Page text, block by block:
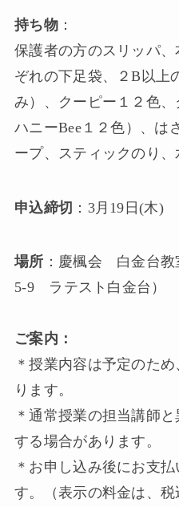
持ち物：
保護者の方のスリッパ
ぞれの下足袋、２B以上
み）、クーピー１２色
ハニーBee１２⾊）、は
ープ、スティックのり、
申込締切 ：3月19日(木)
場所 ：慶楓会 白金台教
5-9 ラテスト白金台）
ご案内：
＊授業内容は予定のた
ります。
＊通常授業の担当講師
する場合があります。
＊お申し込み後にお支
す。（表示の料金は、税